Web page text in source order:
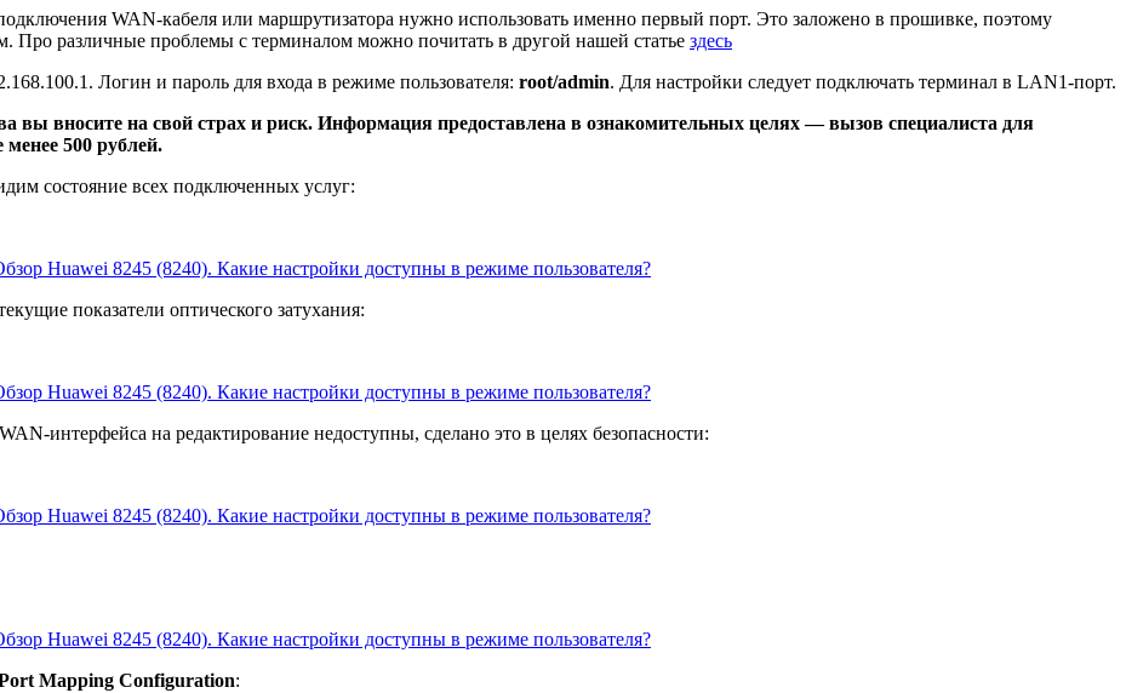
WAN-кабеля или маршрутизатора нужно использовать именно первый порт. Это заложено в прошивке, поэтому
Про различные проблемы с терминалом можно почитать в другой нашей статье здесь
Логин и пароль для входа в режиме пользователя: root/admin. Для настройки следует подключать терминал в LAN1-порт.
вы вносите на свой страх и риск. Информация предоставлена в ознакомительных целях — вызов специалиста для
менее 500 рублей.
состояние всех подключенных услуг:
показатели оптического затухания:
интерфейса на редактирование недоступны, сделано это в целях безопасности:
Mapping Configuration: